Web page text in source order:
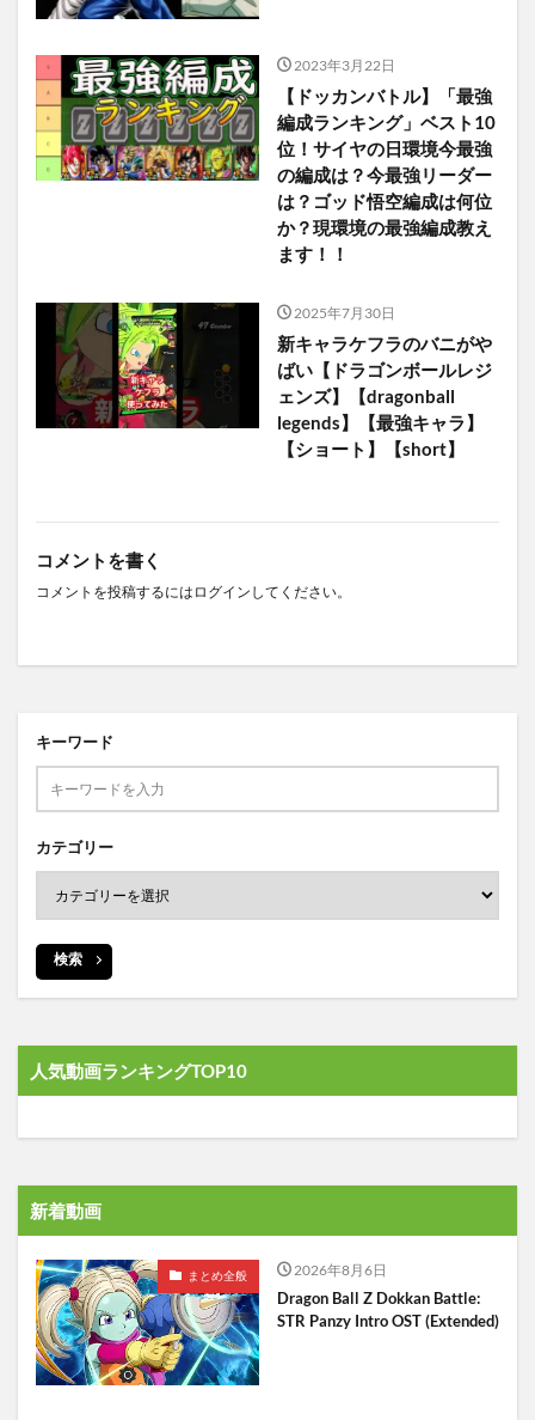
2023年3月22日
【ドッカンバトル】「最強
編成ランキング」ベスト10
位！サイヤの日環境今最強
の編成は？今最強リーダー
は？ゴッド悟空編成は何位
か？現環境の最強編成教え
ます！！
2025年7月30日
新キャラケフラのバニがや
ばい【ドラゴンボールレジ
ェンズ】【dragonball
legends】【最強キャラ】
【ショート】【short】
コメントを書く
コメントを投稿するには ログイン してください。
キーワード
カテゴリー
検索
人気動画ランキングTOP10
新着動画
まとめ全般 2026年8月6日
Dragon Ball Z Dokkan Battle:
STR Panzy Intro OST (Extended)